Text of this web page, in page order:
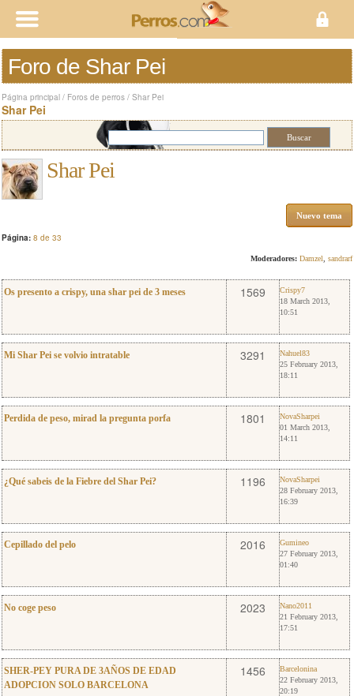
Foro de Shar Pei
Página principal / Foros de perros / Shar Pei
Shar Pei
Shar Pei
Nuevo tema
Página: 8 de 33
Moderadores: Damzel sandrarf
Os presento a crispy, una shar pei de 3 meses Crispy7
1569
Crispy7
18 March 2013,
10:51
Mi Shar Pei se volvio intratable Nahuel83
3291
Nahuel83
25 February 2013,
18:11
Perdida de peso, mirad la pregunta porfa NovaSharpei
1801
NovaSharpei
01 March 2013,
14:11
¿Qué sabeis de la Fiebre del Shar Pei? NovaSharpei
1196
NovaSharpei
28 February 2013,
16:39
Cepillado del pelo Gumineo
2016
Gumineo
27 February 2013,
01:40
No coge peso Nano2011
2023
Nano2011
21 February 2013,
17:51
SHER-PEY PURA DE 3AÑOS DE EDAD
ADOPCION SOLO BARCELONA
Barcelonina
1456
Barcelonina
22 February 2013,
20:19